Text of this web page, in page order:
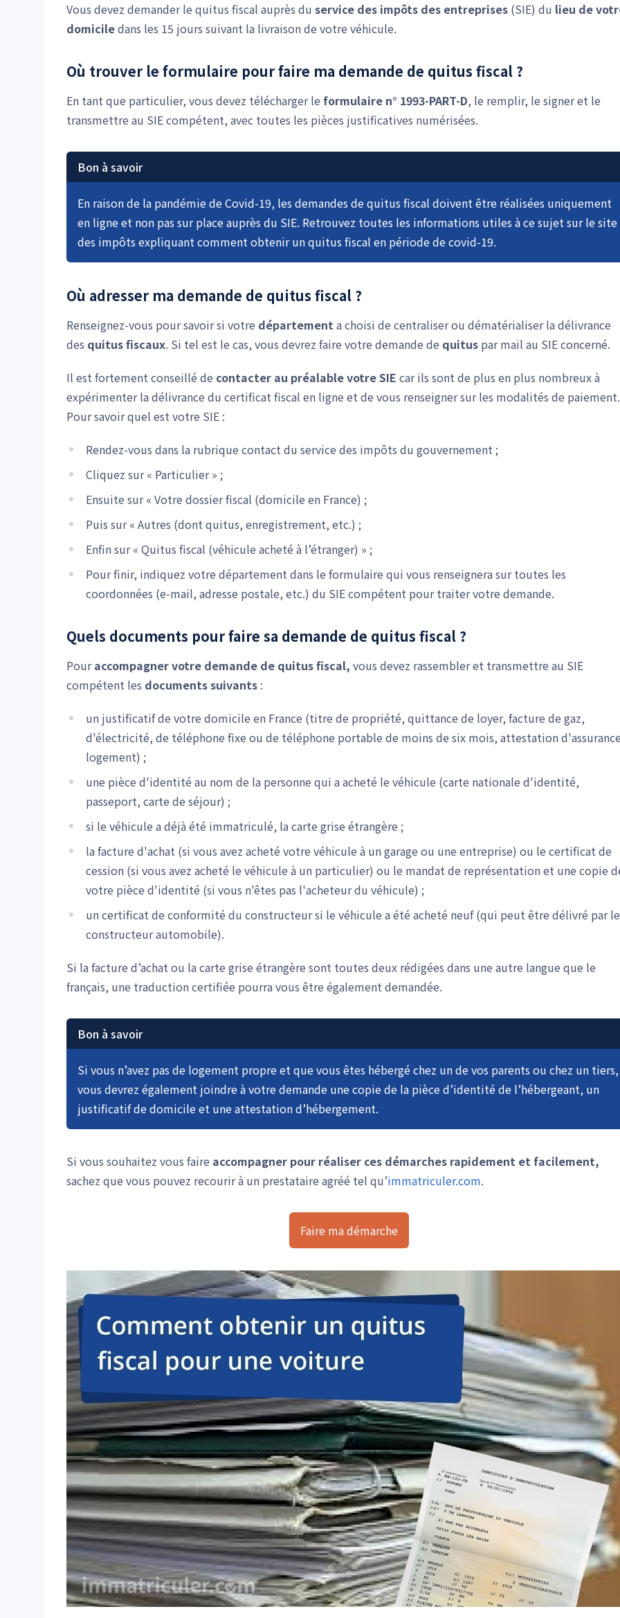
Vous devez demander le quitus fiscal auprès du service des impôts des entreprises (SIE) du lieu de
domiciledans les 15 jours suivant la livraison de votre véhicule.
Où trouver le formulaire pour faire ma demande de quitus fiscal ?
En tant que particulier, vous devez télécharger le formulaire n° 1993-PART-D, le remplir, le signer et le
transmettre au SIE compétent, avec toutes les pièces justificatives numérisées.
Bon à savoir
En raison de la pandémie de Covid-19, les demandes de quitus fiscal doivent être réalisées uniquement
en ligne et non pas sur place auprès du SIE. Retrouvez toutes les informations utiles à ce sujet sur le site
des impôts expliquant comment obtenir un quitus fiscal en période de covid-19.
Où adresser ma demande de quitus fiscal ?
Renseignez-vous pour savoir si votre départementa choisi de centraliser ou dématérialiser la délivrance
des quitus fiscaux. Si tel est le cas, vous devrez faire votre demande de quitus par mail au SIE concerné.
Il est fortement conseillé de contacter au préalable votre SIE car ils sont de plus en plus nombreux à
expérimenter la délivrance du certificat fiscal en ligne et de vous renseigner sur les modalités de paiement.
Pour savoir quel est votre SIE :
Rendez-vous dans la rubrique contact du service des impôts du gouvernement ;
Cliquez sur « Particulier » ;
Ensuite sur « Votre dossier fiscal (domicile en France) ;
Puis sur « Autres (dont quitus, enregistrement, etc.) ;
Enfin sur « Quitus fiscal (véhicule acheté à l’étranger) » ;
Pour finir, indiquez votre département dans le formulaire qui vous renseignera sur toutes les
coordonnées (e-mail, adresse postale, etc.) du SIE compétent pour traiter votre demande.
Quels documents pour faire sa demande de quitus fiscal ?
Pouraccompagner votre demande de quitus fiscal, vous devez rassembler et transmettre au SIE
compétent les documents suivants :
un justificatif de votre domicile en France (titre de propriété, quittance de loyer, facture de gaz,
d'électricité, de téléphone fixe ou de téléphone portable de moins de six mois, attestation
logement) ;
une pièce d'identité au nom de la personne qui a acheté le véhicule (carte nationale d'identité,
passeport, carte de séjour) ;
si le véhicule a déjà été immatriculé, la carte grise étrangère ;
la facture d'achat (si vous avez acheté votre véhicule à un garage ou une entreprise) ou le certificat de
cession (si vous avez acheté le véhicule à un particulier) ou le mandat de représentation et une copie
votre pièce d'identité (si vous n'êtes pas l'acheteur du véhicule) ;
un certificat de conformité du constructeur si le véhicule a été acheté neuf (qui peut être délivré par le
constructeur automobile).
Si la facture d’achat ou la carte grise étrangère sont toutes deux rédigées dans une autre langue que le
français, une traduction certifiée pourra vous être également demandée.
Bon à savoir
Si vous n’avez pas de logement propre et que vous êtes hébergé chez un de vos parents ou chez un tiers,
vous devrez également joindre à votre demande une copie de la pièce d’identité de l’hébergeant, un
justificatif de domicile et une attestation d’hébergement.
Si vous souhaitez vous faire accompagner pour réaliser ces démarches rapidement et facilement,
sachez que vous pouvez recourir à un prestataire agréé tel qu’immatriculer.com.
Faire ma démarche